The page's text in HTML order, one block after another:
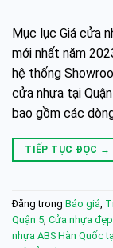
Mục lục Giá cửa
mới nhất năm
hệ thống
cửa nhựa tại
bao gồm các
TIẾP TỤC ĐỌC →
Đăng trong Báo giá
Quận 5 Cửa nhựa
nhựa ABS Hàn Quốc